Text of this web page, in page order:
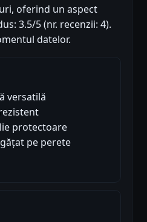
oferind un aspect
3.5/5 (nr. recenzii: 4).
datelor.
versatilă
protectoare
pe perete